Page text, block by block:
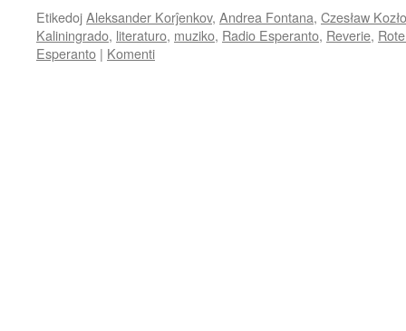
EtikedojAleksander Korĵenkov, Andrea Fontana, Czesław
Kaliningrado, literaturo, muziko, Radio Esperanto, Reverie,
Esperanto | Komenti